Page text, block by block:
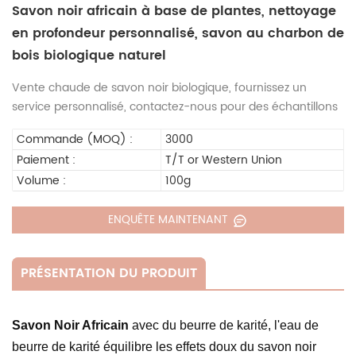
Savon noir africain à base de plantes, nettoyage
en profondeur personnalisé, savon au charbon de
bois biologique naturel
Vente chaude de savon noir biologique, fournissez un
service personnalisé, contactez-nous pour des échantillons
Commande (MOQ) :
3000
Paiement :
T/T or Western Union
Volume :
100g
ENQUÊTE MAINTENANT
PRÉSENTATION DU PRODUIT
Savon Noir Africain avec du beurre de karité, l'eau de
beurre de karité équilibre les effets doux du savon noir